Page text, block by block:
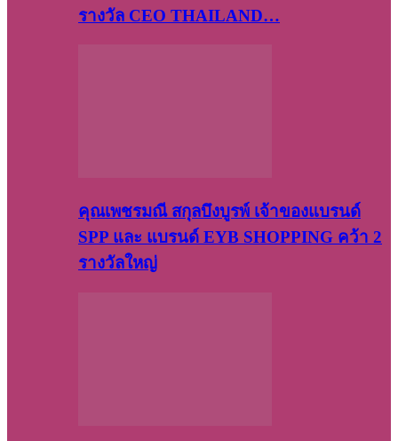
รางวัล CEO THAILAND…
คุณเพชรมณี สกุลบึงบูรพ์ เจ้าของแบรนด์
SPP และ แบรนด์ EYB SHOPPING คว้า 2
รางวัลใหญ่